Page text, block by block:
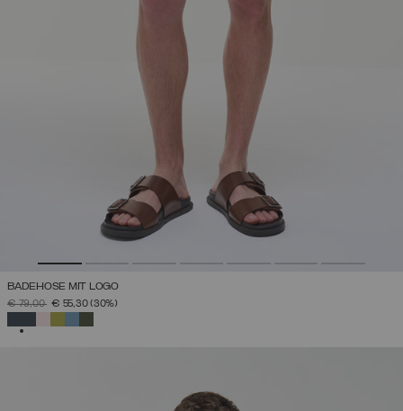
BADEHOSE MIT LOGO
PREIS REDUZIERT VON
€ 79,00AUF
€ 55,30(30%)